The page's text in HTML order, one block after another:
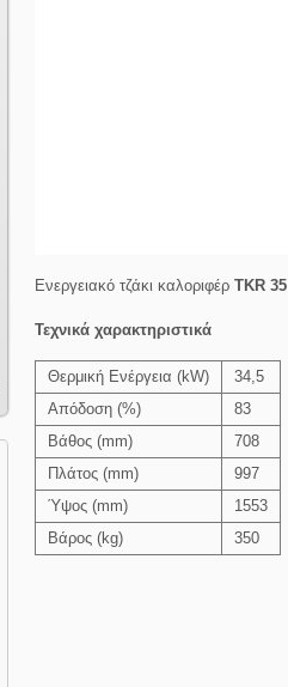
Ενεργειακό τζάκι καλοριφέρTKR 35
Τεχνικά χαρακτηριστικά
Θερμική Ενέργεια (kW)
34,5
Απόδοση (%)
83
Βάθος (mm)
708
Πλάτος (mm)
997
Ύψος (mm)
1553
Βάρος (kg)
350